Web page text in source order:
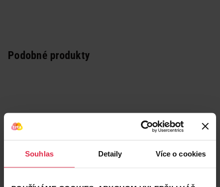
Souhlas Detaily Více o cookies
Podobné produkty